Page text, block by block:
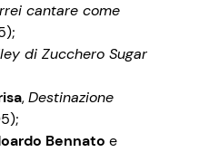
cantare come
di Zucchero Sugar
,Destinazione
Bennato e